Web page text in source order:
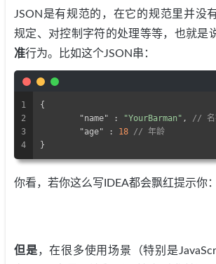
JSON是有规范的，在它的规范里并没
规定、对控制字符的处理等等，也就是
准行为。比如这个JSON串：
1
2
3
4
{
"name" : "YourBarman" , // 名
"age" : 18 // 年龄
}
你看，若你这么写IDEA都会飘红提示你：
但是，在很多使用场景（特别是